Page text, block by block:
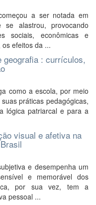
a ser notada em
alastrou, provocando
sociais, econômicas e
efeitos da ...
geografia : currículos,
como a escola, por meio
práticas pedagógicas,
lógica patriarcal e para a
visual e afetiva na
e desempenha um
e memorável dos
por sua vez, tem a
pessoal ...